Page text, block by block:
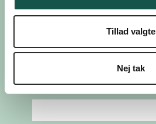
Tillad valgte
Nej tak